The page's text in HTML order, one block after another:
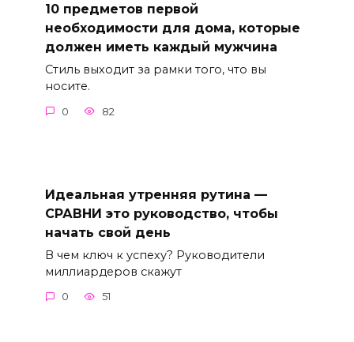
10 предметов первой
необходимости для дома, которые
должен иметь каждый мужчина
Стиль выходит за рамки того, что вы
носите.
0 82
Идеальная утренняя рутина —
СРАВНИ это руководство, чтобы
начать свой день
В чем ключ к успеху? Руководители
миллиардеров скажут
0 51